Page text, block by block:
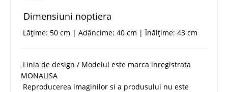
Dimensiuni noptiera
Lățime: 50 cm | Adâncime: 40 cm | Înălțime: 43 cm
Linia de design / Modelul este marca inregistrata
MONALISA
Reproducerea imaginilor si a produsului nu este